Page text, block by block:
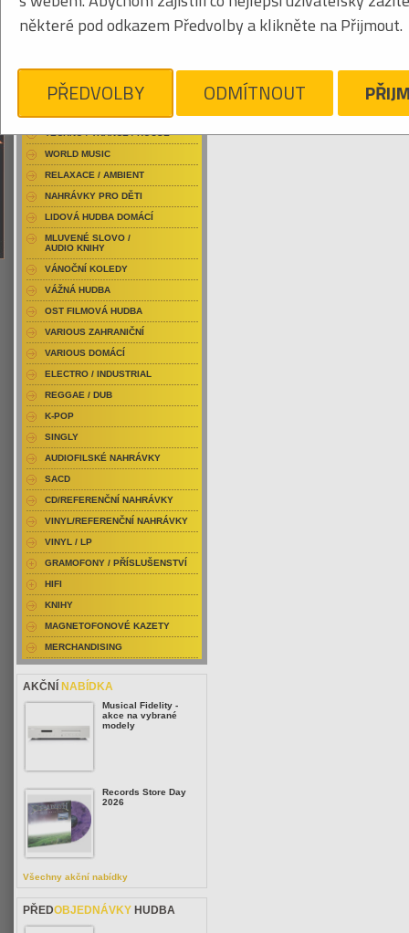
Je nám líto, ale pro daný žánr/kategorii
RAP / HIP HOP DOMÁCÍ
RAP / HIP HOP ZAHRANIČNÍ
DVD / HUDBA
PUNK / HARDCORE
TECHNO / TRANCE / HOUSE
WORLD MUSIC
RELAXACE / AMBIENT
NAHRÁVKY PRO DĚTI
LIDOVÁ HUDBA DOMÁCÍ
MLUVENÉ SLOVO /
AUDIO KNIHY
VÁNOČNÍ KOLEDY
VÁŽNÁ HUDBA
OST FILMOVÁ HUDBA
VARIOUS ZAHRANIČNÍ
VARIOUS DOMÁCÍ
ELECTRO / INDUSTRIAL
REGGAE / DUB
K-POP
SINGLY
AUDIOFILSKÉ NAHRÁVKY
SACD
CD/REFERENČNÍ NAHRÁVKY
VINYL/REFERENČNÍ NAHRÁVKY
VINYL / LP
GRAMOFONY / PŘÍSLUŠENSTVÍ
HIFI
KNIHY
MAGNETOFONOVÉ KAZETY
MERCHANDISING
AKČNÍ NABÍDKA
Musical Fidelity -
akce na vybrané
modely
Records Store Day
2026
Všechny akční nabídky
PŘEDOBJEDNÁVKY HUDBA
některé pod odkazem Předvolby a klikněte na Přijmout.
PŘEDVOLBY ODMÍTNOUT